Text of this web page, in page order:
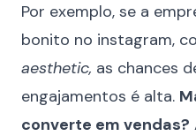
Por exemplo, se a
bonito no instagram,
aesthetic, as chances
engajamentos é alta.
converte em vendas?